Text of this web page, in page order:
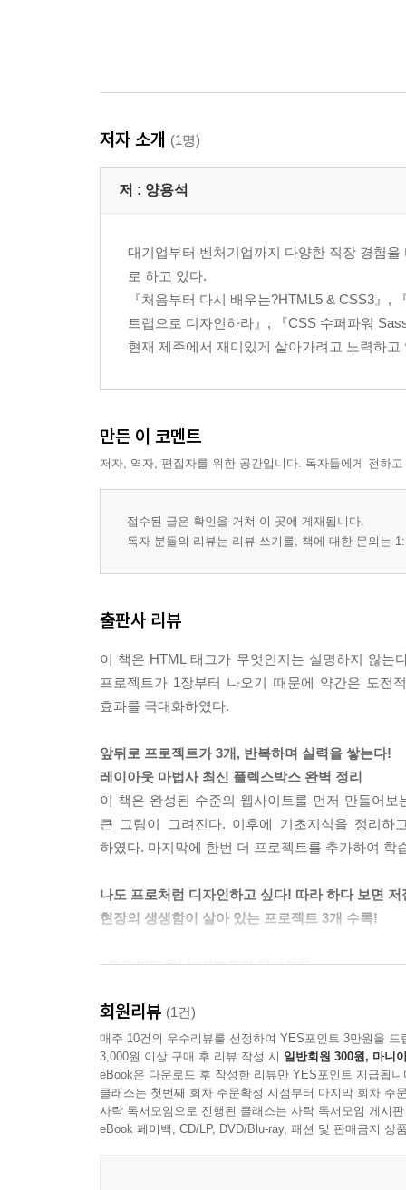
저자 소개 (1명)
저 : 양용석
대기업부터 벤처기업까지 다양한 직장 경험
로 하고 있다.
『처음부터 다시 배우는?HTML5 & CSS3』,
트랩으로 디자인하라』, 『CSS 수퍼파워
현재 제주에서 재미있게 살아가려고 노력하고
만든 이 코멘트
저자, 역자, 편집자를 위한 공간입니다. 독자들에게 전하
접수된 글은 확인을 거쳐 이 곳에 게재됩니다.
독자 분들의 리뷰는 리뷰 쓰기를, 책에 대한 문의는
출판사 리뷰
이 책은 HTML 태그가 무엇인지는 설명하지 않는
프로젝트가 1장부터 나오기 때문에 약간은 도전
효과를 극대화하였다.
앞뒤로 프로젝트가 3개, 반복하며 실력을 쌓는다!
레이아웃 마법사 최신 플렉스박스 완벽 정리
이 책은 완성된 수준의 웹사이트를 먼저 만들어
큰 그림이 그려진다. 이후에 기초지식을 정리
하였다. 마지막에 한번 더 프로젝트를 추가하여
나도 프로처럼 디자인하고 싶다! 따라 하다 보면 저
현장의 생생함이 살아 있는 프로젝트 3개 수록!
_프로젝트 하나, 기본적인 웹사이트
있다.
_프로젝트 둘, 싱글 페이지 기반의 웹사이트
10장에서는 요즘 유행하는 싱글 페이지 기반의
포트폴리오 웹사이트로 사용해도 될 수준이다.
_프로젝트 셋, 멀티 페이지 기반의 웹사이트
역시 10장에서 다룬다. 쇼핑몰이나 기업형 웹사
회원리뷰 (1건)
매주 10건의 우수리뷰를 선정하여 YES포인트 3만원을 드
3,000원 이상 구매 후 리뷰 작성 시 일반회원 300원, 마니
eBook은 다운로드 후 작성한 리뷰만 YES포인트 지급됩니
클래스는 첫번째 회차 주문확정 시점부터 마지막 회차 주
사락 독서모임으로 진행된 클래스는 사락 독서모임 게시
eBook 페이백, CD/LP, DVD/Blu-ray, 패션 및 판매금지 상